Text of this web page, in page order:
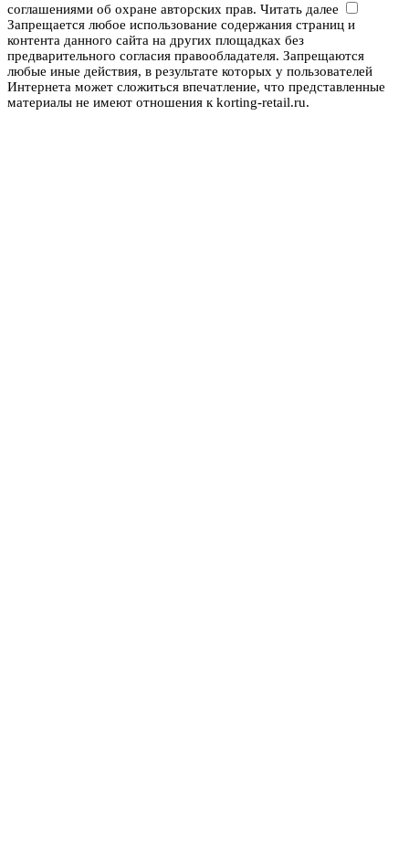
соглашениями об охране авторских прав. Читать далее
Запрещается любое использование содержания страниц и
контента данного сайта на других площадках без
предварительного согласия правообладателя. Запрещаются
любые иные действия, в результате которых у пользователей
Интернета может сложиться впечатление, что представленные
материалы не имеют отношения к korting-retail.ru.